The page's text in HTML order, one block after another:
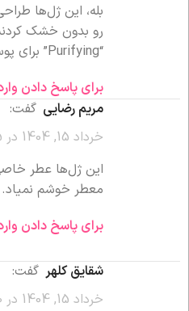
بله، این ژل‌ها
رو بدون خشک
“Purifying” برای پوست چرب خیلی مناسبه.
برای پاسخ دادن
مریم رضایی گفت:
خرداد 15, 1404 در 6:35 ب.ظ
این ژل‌ها عطر
معطر خوشم نمیاد.
برای پاسخ دادن
شقایق کلهر گفت:
خرداد 15, 1404 در 7:00 ب.ظ